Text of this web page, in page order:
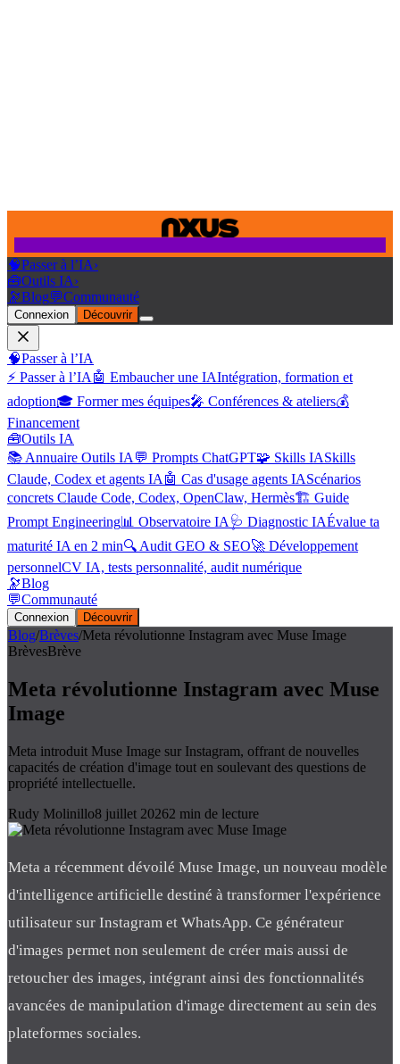
🧠Passer à l’IA›
🧰Outils IA›
🔭Blog💬Communauté
Connexion Découvrir
🧠Passer à l’IA
⚡ Passer à l’IA 🤖 Embaucher une IAIntégration, formation et
adoption🎓 Former mes équipes🎤 Conférences & ateliers💰
Financement
🧰Outils IA
📚 Annuaire Outils IA 💬 Prompts ChatGPT🧩 Skills IASkills
Claude, Codex et agents IA 🤖 Cas d'usage agents IAScénarios
concrets Claude Code, Codex, OpenClaw, Hermès🏗️ Guide
Prompt Engineering📊 Observatoire IA 🩺 Diagnostic IAÉvalue ta
maturité IA en 2 min🔍 Audit GEO & SEO🚀 Développement
personnelCV IA, tests personnalité, audit numérique
🔭Blog
💬Communauté
Connexion Découvrir
Blog/Brèves/Meta révolutionne Instagram avec Muse Image
BrèvesBrève
Meta révolutionne Instagram avec Muse
Image
Meta introduit Muse Image sur Instagram, offrant de nouvelles
capacités de création d'image tout en soulevant des questions de
propriété intellectuelle.
Rudy Molinillo8 juillet 20262 min de lecture
Meta a récemment dévoilé Muse Image, un nouveau modèle
d'intelligence artificielle destiné à transformer l'expérience
utilisateur sur Instagram et WhatsApp. Ce générateur
d'images permet non seulement de créer mais aussi de
retoucher des images, intégrant ainsi des fonctionnalités
avancées de manipulation d'image directement au sein des
plateformes sociales.